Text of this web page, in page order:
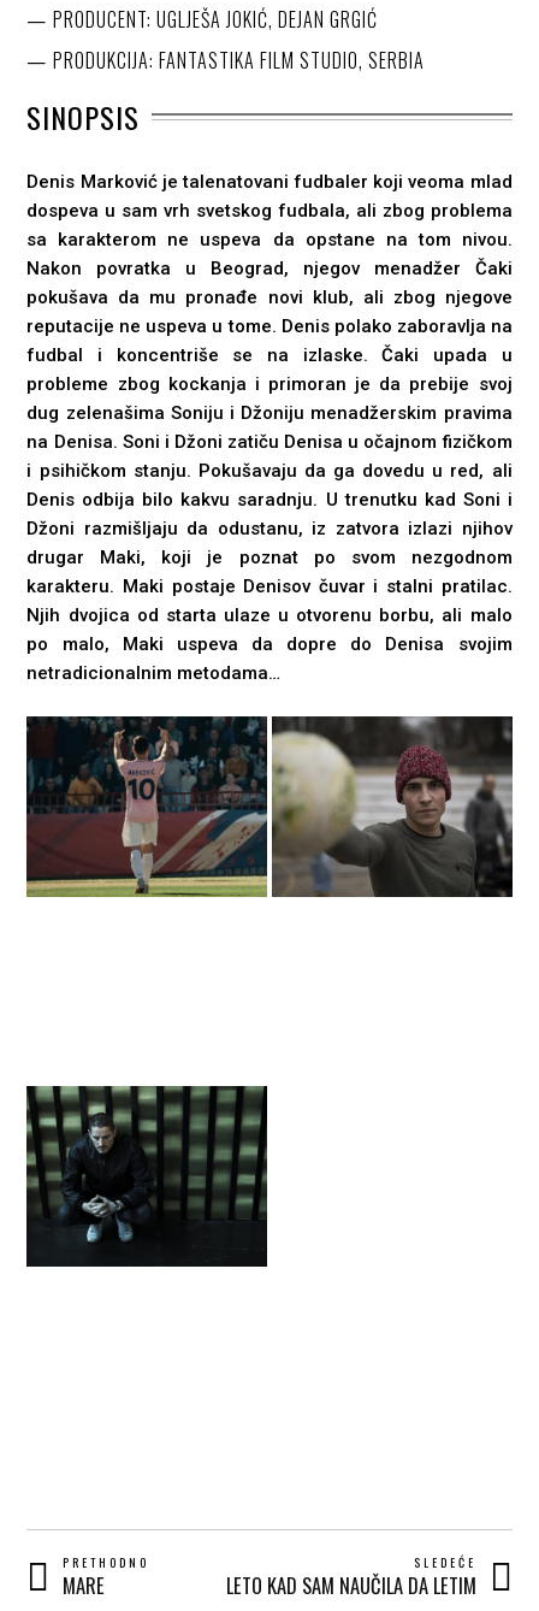
PRODUCENT: UGLJEŠA JOKIĆ, DEJAN GRGIĆ
PRODUKCIJA: FANTASTIKA FILM STUDIO, SERBIA
SINOPSIS
Denis Marković je talenatovani fudbaler koji veoma mlad
dospeva u sam vrh svetskog fudbala, ali zbog problema
sa karakterom ne uspeva da opstane na tom nivou.
Nakon povratka u Beograd, njegov menadžer Čaki
pokušava da mu pronađe novi klub, ali zbog njegove
reputacije ne uspeva u tome. Denis polako zaboravlja na
fudbal i koncentriše se na izlaske. Čaki upada u
probleme zbog kockanja i primoran je da prebije svoj
dug zelenašima Soniju i Džoniju menadžerskim pravima
na Denisa. Soni i Džoni zatiču Denisa u očajnom fizičkom
i psihičkom stanju. Pokušavaju da ga dovedu u red, ali
Denis odbija bilo kakvu saradnju. U trenutku kad Soni i
Džoni razmišljaju da odustanu, iz zatvora izlazi njihov
drugar Maki, koji je poznat po svom nezgodnom
karakteru. Maki postaje Denisov čuvar i stalni pratilac.
Njih dvojica od starta ulaze u otvorenu borbu, ali malo
po malo, Maki uspeva da dopre do Denisa svojim
netradicionalnim metodama…
POST
NAVIGATION
PRETHODNO
Prethodni
MARE
SLEDEĆE
Next
LETO KAD SAM NAUČILA DA LETIM